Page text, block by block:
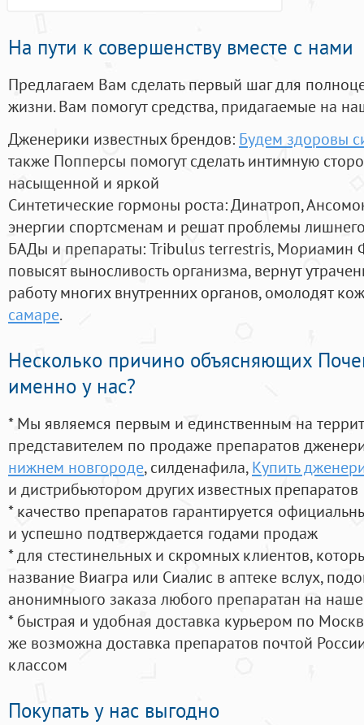
На пути к совершенству вместе с нами
Предлагаем Вам сделать первый шаг для
жизни. Вам помогут средства, придагаемые на
Дженерики известных брендов: Будем здоровы
также Попперсы помогут сделать интимную
насыщенной и яркой
Синтетические гормоны роста: Динатроп,
энергии спортсменам и решат проблемы
БАДы и препараты:Tribulus terrestris, Мориамин
повысят выносливость организма, вернут
работу многих внутренних органов, омолодят
самаре.
Несколько причино объясняющих
именно у нас?
* Мы являемся первым и единственным на
представителем по продаже препаратов
нижнем новгороде, силденафила, Купить
и дистрибьютором других известных препаратов
* качество препаратов гарантируется
и успешно подтверждается годами продаж
* для стестинельных и скромных клиентов,
название Виагра или Сиалис в аптеке вслух,
анонимныого заказа любого препаратан на
* быстрая и удобная доставка курьером по
же возможна доставка препаратов почтой
классом
Покупать у нас выгодно